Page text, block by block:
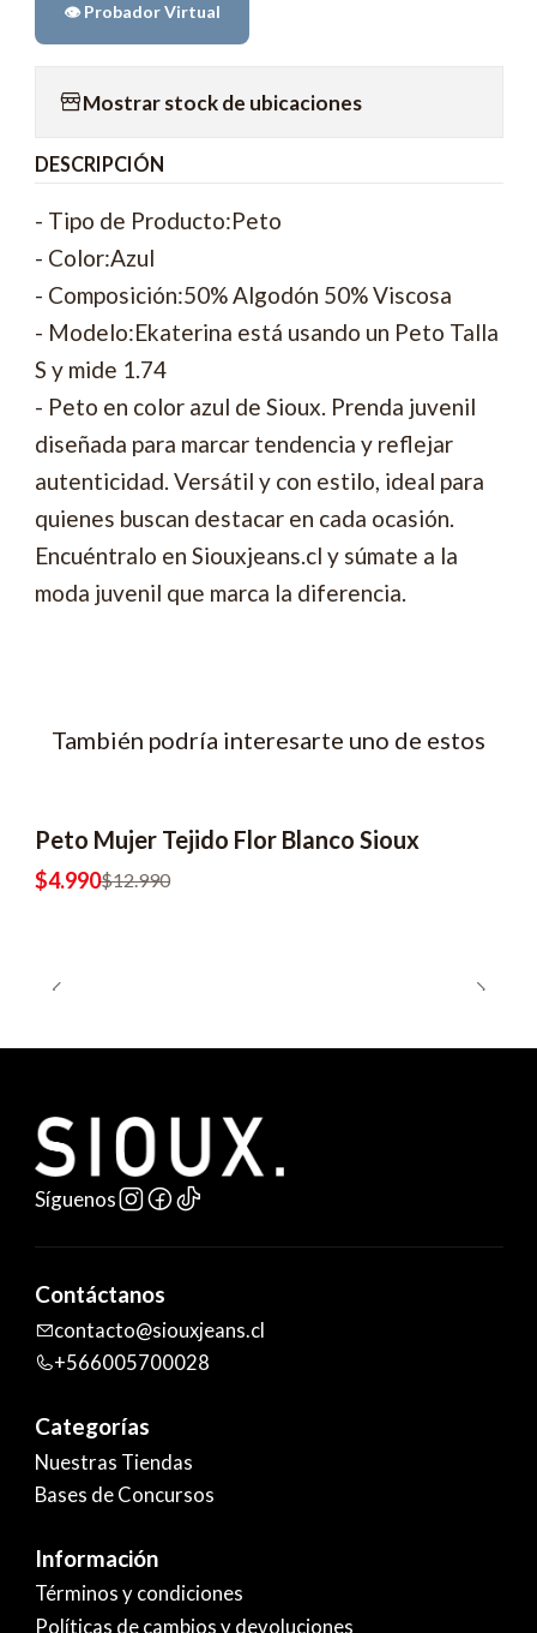
👁️ Probador Virtual
Mostrar stock de ubicaciones
DESCRIPCIÓN
- Tipo de Producto:Peto
- Color:Azul
- Composición:50% Algodón 50% Viscosa
- Modelo:Ekaterina está usando un Peto Talla
S y mide 1.74
- Peto en color azul de Sioux. Prenda juvenil
diseñada para marcar tendencia y reflejar
autenticidad. Versátil y con estilo, ideal para
quienes buscan destacar en cada ocasión.
Encuéntralo en Siouxjeans.cl y súmate a la
moda juvenil que marca la diferencia.
También podría interesarte uno de estos
-62% OFF
2x6990
Peto Mujer Tejido Flor Blanco Sioux
$4.990$12.990
Síguenos
Contáctanos
contacto@siouxjeans.cl
+566005700028
Categorías
Nuestras Tiendas
Bases de Concursos
Información
Términos y condiciones
Políticas de cambios y devoluciones